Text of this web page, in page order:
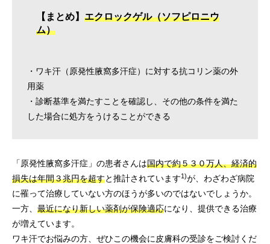
【まとめ】 エクロックゲル（ソフピロニウ
ム）
・ワキ汗（原発性腋窩多汗症）に対する抗コリン薬の外
用薬
・診断基準を満たすことを確認し、その他の条件を満た
した場合に処方をうけることができる
「原発性腋窩多汗症」の患者さんは国内で約５３０万人、経済的
損失は年間３兆円を超すと推計されています1)が、わざわざ病院
に罹って治療していない方のほうが多いのではないでしょうか。
一方、 最近になり新しい薬剤が保険適応になり、提供できる治療
が増えています。
ワキ汗でお悩みの方、ぜひこの機会に皮膚科の受診をご検討くだ